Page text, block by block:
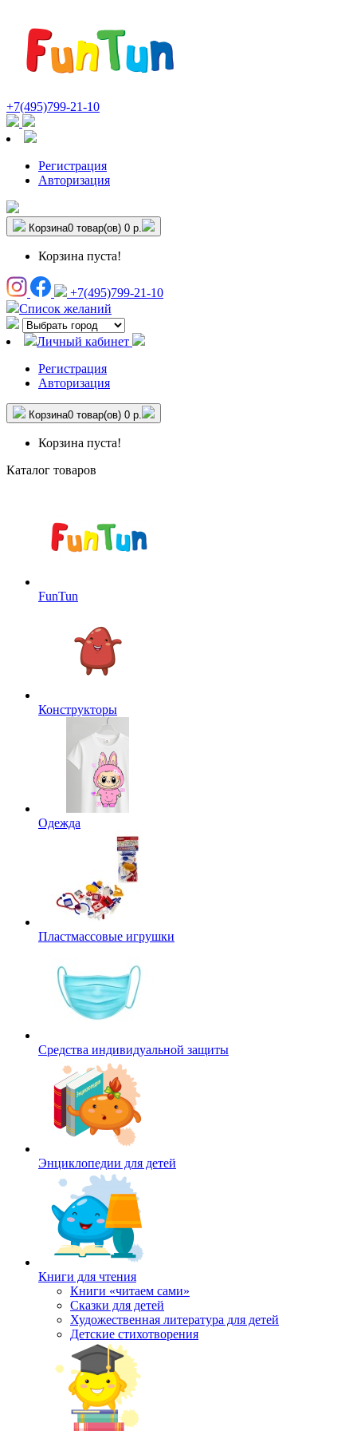
+7(495)799-21-10
Регистрация
Авторизация
Корзина0 товар(ов) 0 р.
Корзина пуста!
+7(495)799-21-10
Список желаний
Личный кабинет
Регистрация
Авторизация
Корзина0 товар(ов) 0 р.
Корзина пуста!
Каталог товаров
FunTun
Конструкторы
Одежда
Пластмассовые игрушки
Средства индивидуальной защиты
Энциклопедии для детей
Книги для чтения
Книги «читаем сами»
Сказки для детей
Художественная литература для детей
Детские стихотворения